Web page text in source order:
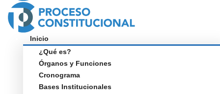
Inicio
¿Qué es?
Órganos y Funciones
Cronograma
Bases Institucionales